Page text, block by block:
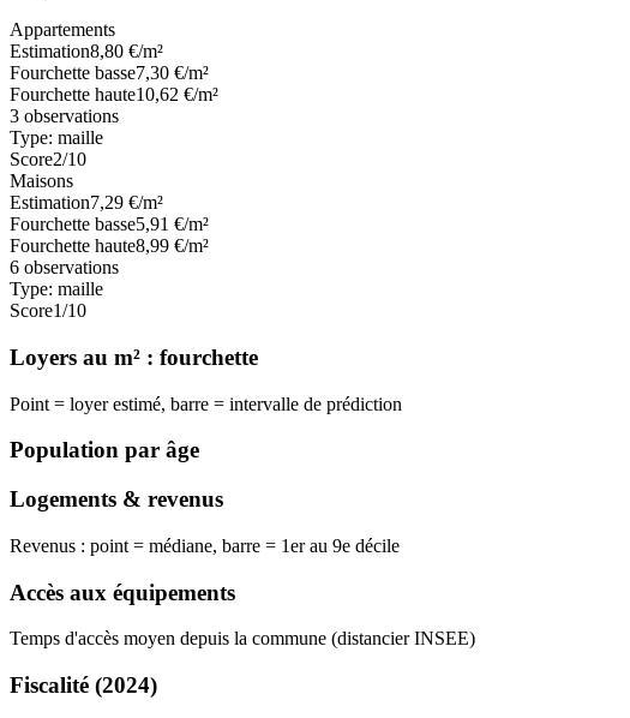
Appartements
Estimation8,80 €/m²
Fourchette basse7,30 €/m²
Fourchette haute10,62 €/m²
3 observations
Type: maille
Score2/10
Maisons
Estimation7,29 €/m²
Fourchette basse5,91 €/m²
Fourchette haute8,99 €/m²
6 observations
Type: maille
Score1/10
Loyers au m² : fourchette
Point = loyer estimé, barre = intervalle de prédiction
Population par âge
Logements & revenus
Revenus : point = médiane, barre = 1er au 9e décile
Accès aux équipements
Temps d'accès moyen depuis la commune (distancier INSEE)
Fiscalité (2024)